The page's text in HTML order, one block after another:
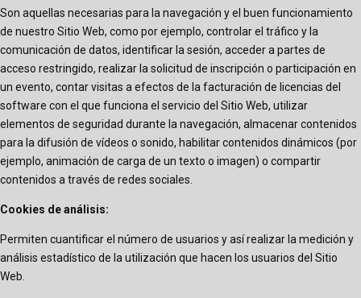
Son aquellas necesarias para la navegación y el buen funcionamiento
de nuestro Sitio Web, como por ejemplo, controlar el tráfico y la
comunicación de datos, identificar la sesión, acceder a partes de
acceso restringido, realizar la solicitud de inscripción o participación en
un evento, contar visitas a efectos de la facturación de licencias del
software con el que funciona el servicio del Sitio Web, utilizar
elementos de seguridad durante la navegación, almacenar contenidos
para la difusión de vídeos o sonido, habilitar contenidos dinámicos (por
ejemplo, animación de carga de un texto o imagen) o compartir
contenidos a través de redes sociales.
Cookies de análisis:
Permiten cuantificar el número de usuarios y así realizar la medición y
análisis estadístico de la utilización que hacen los usuarios del Sitio
Web.